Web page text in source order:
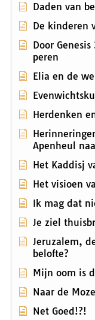
Daden van
De kinderen
Door
peren
Elia en de
Herdenken
Apenheul
Het Kaddisj
Het visioen
Ik mag dat
Je ziel
Jeruzalem,
belofte?
Mijn oom is
Naar de
Net Goed!?!